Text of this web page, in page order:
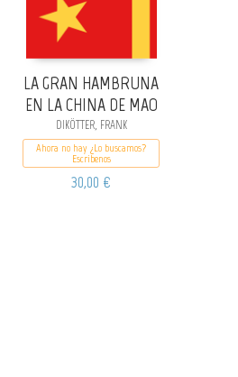
LA GRAN HAMBRUNA
EN LA CHINA DE MAO
DIKÖTTER, FRANK
Ahora no hay ¿Lo buscamos?
Escribenos
30,00 €